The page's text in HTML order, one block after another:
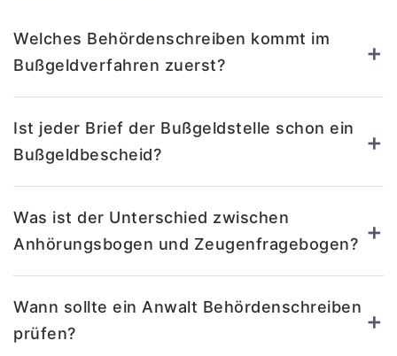
Welches Behördenschreiben kommt im
Bußgeldverfahren zuerst?
+
Ist jeder Brief der Bußgeldstelle schon ein
Bußgeldbescheid?
+
Was ist der Unterschied zwischen
Anhörungsbogen und Zeugenfragebogen? +
Wann sollte ein Anwalt Behördenschreiben
prüfen?
+